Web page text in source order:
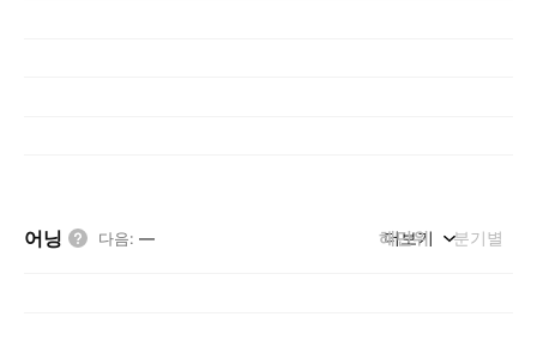
어닝 다음: — 해단위 분기별
더보기